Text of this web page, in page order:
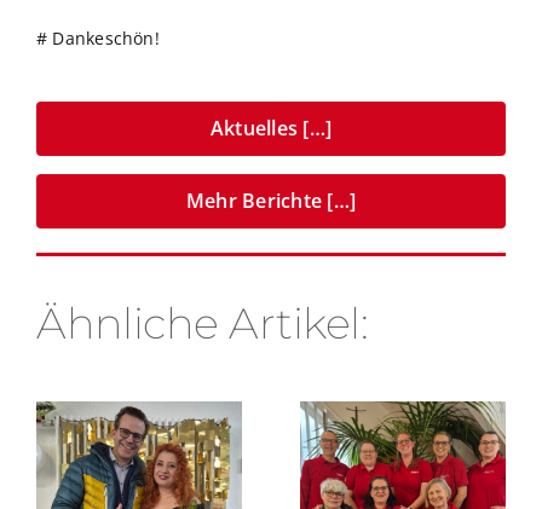
# Dankeschön!
Aktuelles […]
Mehr Berichte […]
Ähnliche Artikel: